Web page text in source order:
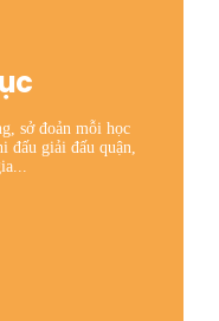
sở đoản mỗi học
đấu giải đấu quận,